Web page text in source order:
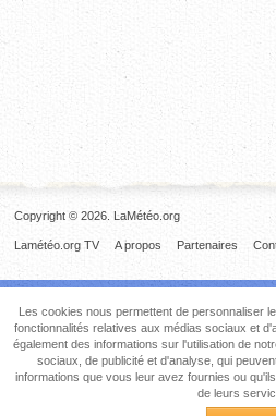
Copyright © 2026. LaMétéo.org
Partenaires
A propos
Lamétéo.org TV
Les cookies nous permettent de personnaliser
fonctionnalités relatives aux médias sociaux et
également des informations sur l'utilisation de
sociaux, de publicité et d'analyse, qui
informations que vous leur avez fournies ou
de leurs